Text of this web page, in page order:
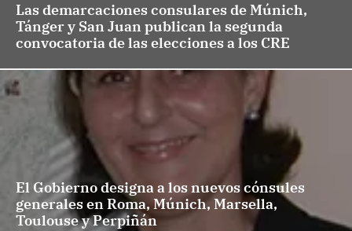
Las demarcaciones consulares de Múnich,
Tánger y San Juan publican la segunda
convocatoria de las elecciones a los CRE
El Gobierno designa a los nuevos cónsules
generales en Roma, Múnich, Marsella,
Toulouse y Perpiñán